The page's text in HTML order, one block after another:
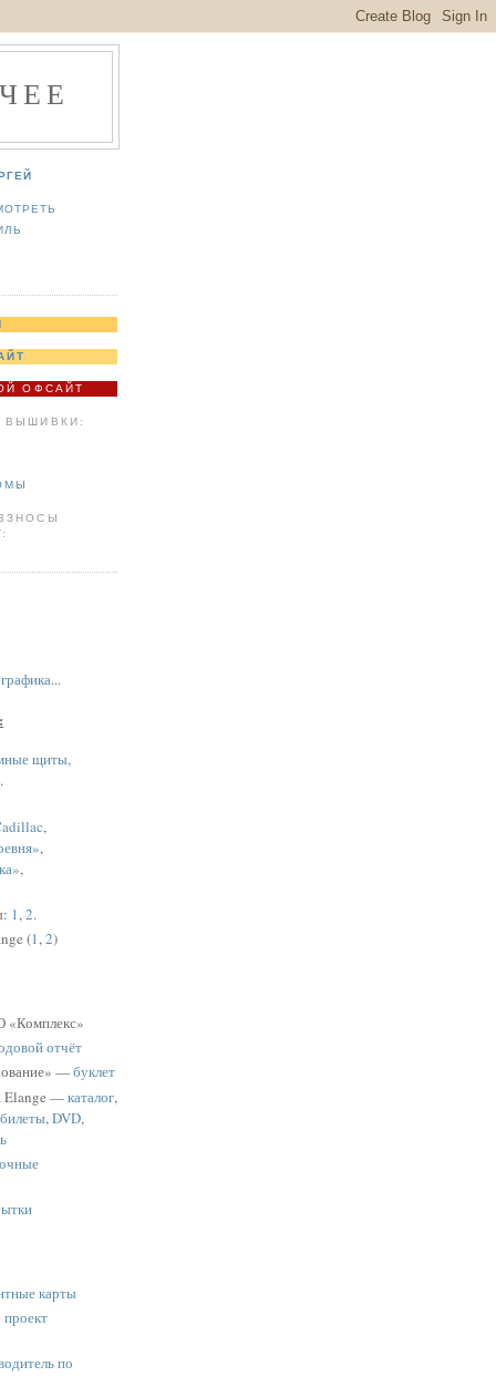
ОФСАЙТ
ВЫШИВКИ:
графика...
щиты,
.
,
,
,
1,2.
(1,2)
отчёт
—буклет
Elange —каталог,
,DVD,
карты
проект
по